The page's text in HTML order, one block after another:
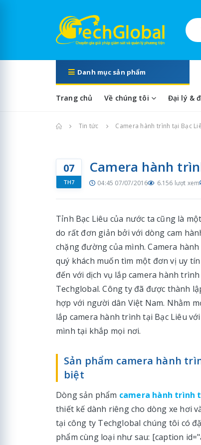
Tìm
Danh mục sản phẩm
Trang chủ Về chúng tôi Đại lý &
Trang chủ
Tin tức Camera hành trình tại Bạc
07
TH7
Camera hành
04:45 07/07/2016 6.156 lượt xem
Tỉnh Bạc Liêu của nước ta cũng là
do rất đơn giản bởi với dòng cam
chặng đường của mình. Camera
quý khách muốn tìm một đơn vị uy
đến với dịch vụ lắp camera hành
Techglobal. Công ty đã được thành
hợp với người dân Việt Nam. Nhằm
lắp camera hành trình tại Bạc Liêu
mình tại khắp mọi nơi.
Sản phẩm camera hành
biệt
Dòng sản phẩm camera hành trình
thiết kế dành riêng cho dòng xe hơi
tại công ty Techglobal chúng tôi có
phẩm cùng loại như sau: [caption